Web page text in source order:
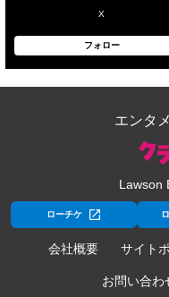
X
フォロー
エンタ
Lawson
ローチケ
会社概要 サイト
お問い合わ